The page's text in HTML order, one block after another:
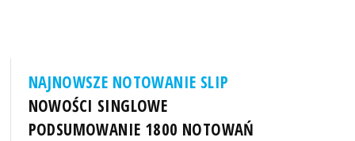
NAJNOWSZE NOTOWANIE SLIP
NOWOŚCI SINGLOWE
PODSUMOWANIE 1800 NOTOWAŃ